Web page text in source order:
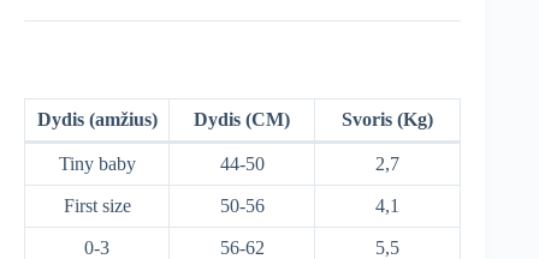
Dydis (amžius) Dydis (CM) Svoris (Kg)
Tiny baby 44-50 2,7
First size 50-56 4,1
0-3 56-62 5,5